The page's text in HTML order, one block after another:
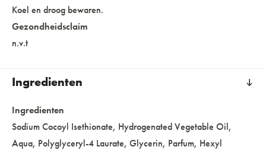
Koel en droog bewaren.
Gezondheidsclaim
n.v.t
Ingredienten
Ingredienten
Sodium Cocoyl Isethionate, Hydrogenated Vegetable Oil,
Aqua, Polyglyceryl-4 Laurate, Glycerin, Parfum, Hexyl